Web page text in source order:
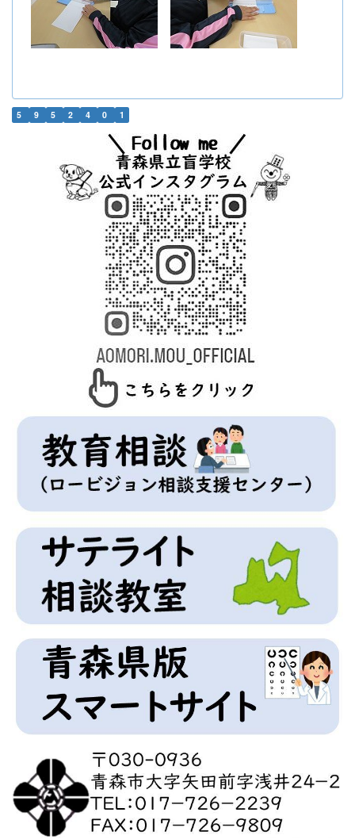
5 9 5 2 4 0 1